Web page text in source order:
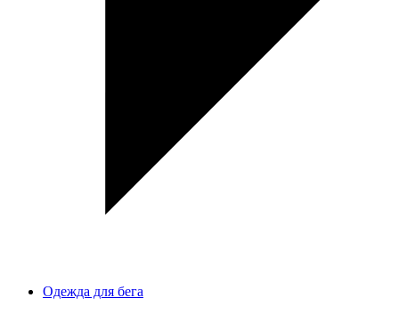
Одежда для бега